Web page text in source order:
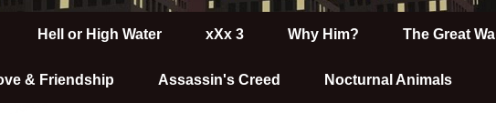
Hell or High Water xXx 3 Why Him? The Great Wall
& Friendship Assassin's Creed Nocturnal Animals